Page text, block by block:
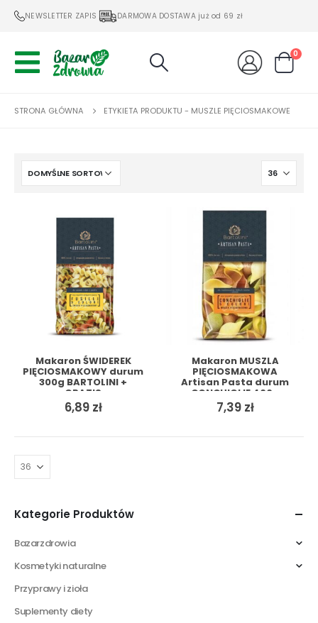
NEWSLETTER ZAPIS DARMOWA DOSTAWA już od 69 zł
0
STRONA GŁÓWNA ETYKIETA PRODUKTU - MUSZLE PIĘCIOSMAKOWE
Makaron ŚWIDEREK
PIĘCIOSMAKOWY durum
300g BARTOLINI +
GRATIS
6,89 zł
Makaron MUSZLA
PIĘCIOSMAKOWA
Artisan Pasta durum
CONCHIGLIE 400g
BARTOLINI + GRATIS
7,39 zł
Kategorie Produktów
Bazarzdrowia
Kosmetyki naturalne
Przyprawy i zioła
Suplementy diety